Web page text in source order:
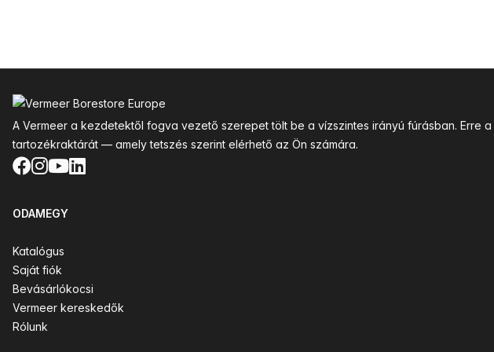
A Vermeer a kezdetektől fogva vezető szerepet tölt be a vízszintes irányú fúrásban. Erre
tartozékraktárát — amely tetszés szerint elérhető az Ön számára.
Facebook
Instagram
YouTube
LinkedIn
ODAMEGY
Katalógus
Saját fiók
Bevásárlókocsi
Vermeer kereskedők
Rólunk